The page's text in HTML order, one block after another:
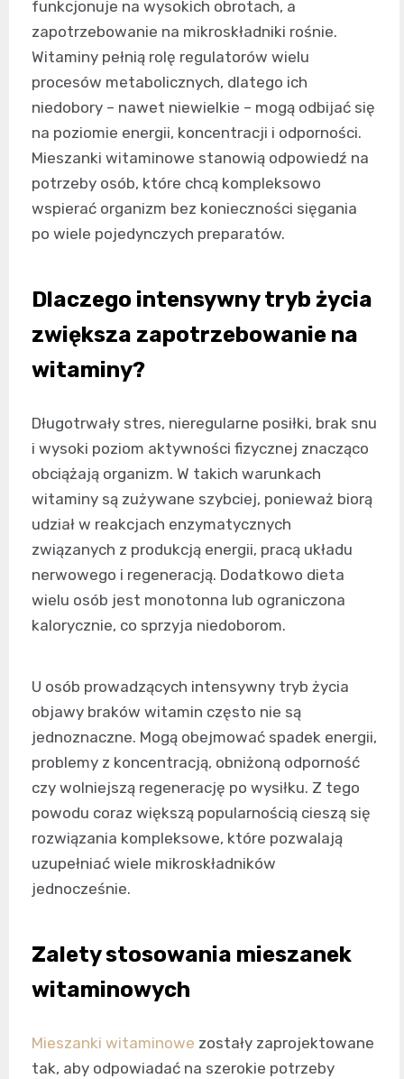
funkcjonuje na wysokich obrotach, a
zapotrzebowanie na mikroskładniki rośnie.
Witaminy pełnią rolę regulatorów wielu
procesów metabolicznych, dlatego ich
niedobory – nawet niewielkie – mogą odbijać się
na poziomie energii, koncentracji i odporności.
Mieszanki witaminowe stanowią odpowiedź na
potrzeby osób, które chcą kompleksowo
wspierać organizm bez konieczności sięgania
po wiele pojedynczych preparatów.
Dlaczego intensywny tryb życia
zwiększa zapotrzebowanie na
witaminy?
Długotrwały stres, nieregularne posiłki, brak snu
i wysoki poziom aktywności fizycznej znacząco
obciążają organizm. W takich warunkach
witaminy są zużywane szybciej, ponieważ biorą
udział w reakcjach enzymatycznych
związanych z produkcją energii, pracą układu
nerwowego i regeneracją. Dodatkowo dieta
wielu osób jest monotonna lub ograniczona
kalorycznie, co sprzyja niedoborom.
U osób prowadzących intensywny tryb życia
objawy braków witamin często nie są
jednoznaczne. Mogą obejmować spadek energii,
problemy z koncentracją, obniżoną odporność
czy wolniejszą regenerację po wysiłku. Z tego
powodu coraz większą popularnością cieszą się
rozwiązania kompleksowe, które pozwalają
uzupełniać wiele mikroskładników
jednocześnie.
Zalety stosowania mieszanek
witaminowych
Mieszanki witaminowe zostały zaprojektowane
tak, aby odpowiadać na szerokie potrzeby